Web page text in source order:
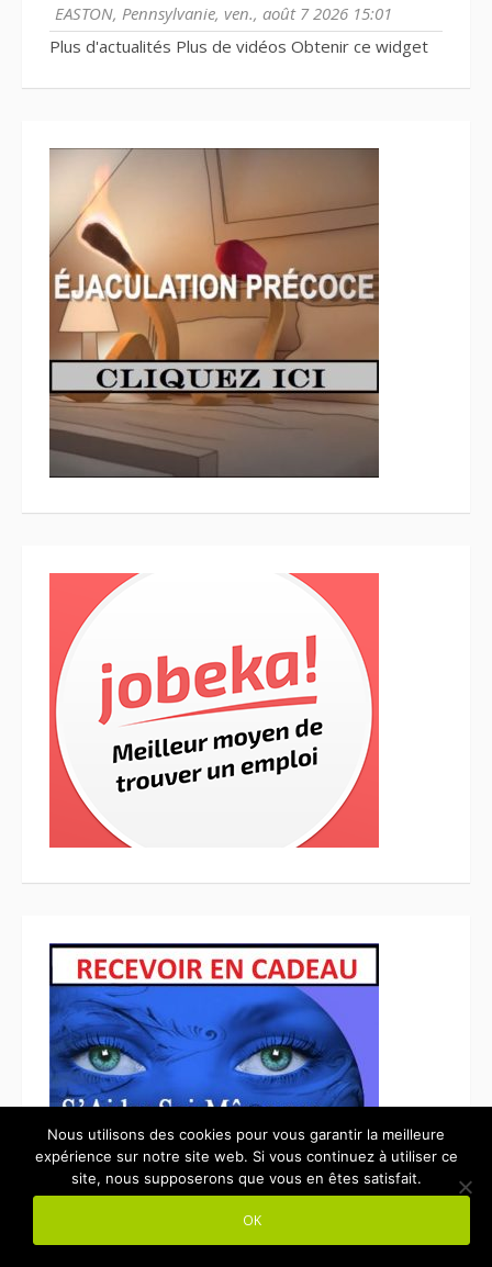
EASTON, Pennsylvanie, ven., août 7 2026 15:01
Plus d'actualités Plus de vidéos Obtenir ce widget
Nous utilisons des cookies pour vous garantir la meilleure
expérience sur notre site web. Si vous continuez à utiliser ce
site, nous supposerons que vous en êtes satisfait.
OK